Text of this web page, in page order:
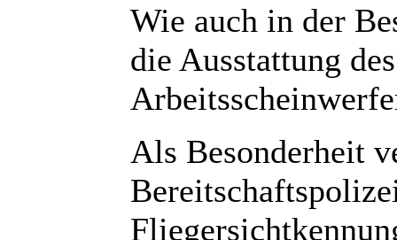
Wie auch in der
die Ausstattung
Als Besonderheit